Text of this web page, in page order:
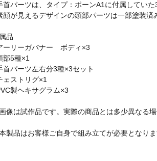
首パーツは、タイプ：ポーンA1に付属してい
顔が見えるデザインの頭部パーツは一部塗装済
品
ーリーガバナー ボディ×3
部5種×1
首パーツ左右分3種×3セット
ェストリグ×1
製ヘキサグラム×3
像は試作品です。実際の商品とは多少異なる
製品はお客様ご自身で組み立てが必要となり